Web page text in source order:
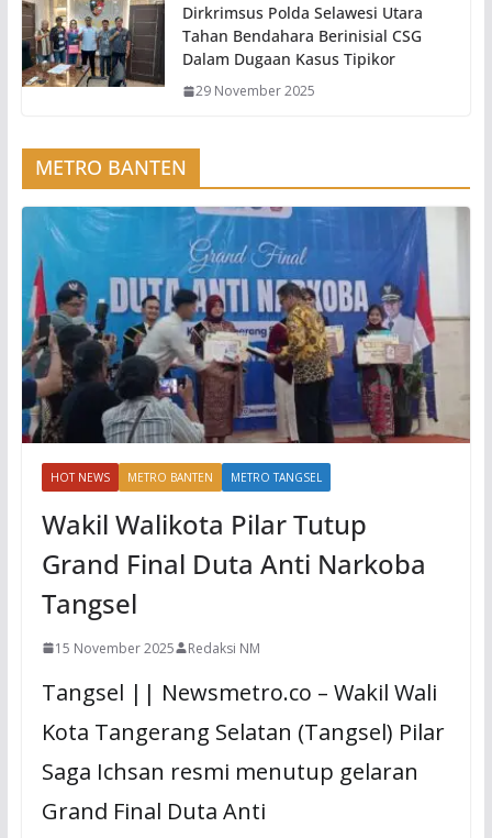
Dirkrimsus Polda Selawesi Utara
Tahan Bendahara Berinisial CSG
Dalam Dugaan Kasus Tipikor
29 November 2025
METRO BANTEN
HOT NEWS METRO BANTEN METRO TANGSEL
Wakil Walikota Pilar Tutup
Grand Final Duta Anti Narkoba
Tangsel
15 November 2025 Redaksi NM
Tangsel || Newsmetro.co – Wakil Wali
Kota Tangerang Selatan (Tangsel) Pilar
Saga Ichsan resmi menutup gelaran
Grand Final Duta Anti